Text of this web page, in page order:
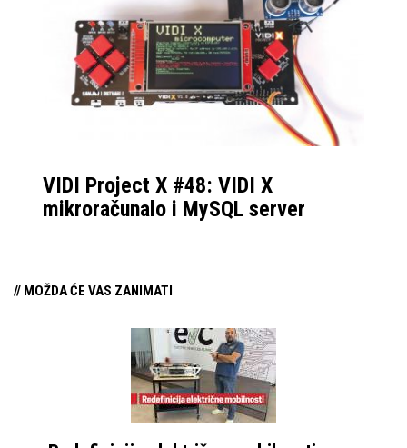
VIDI Project X #48: VIDI X
mikroračunalo i MySQL server
// MOŽDA ĆE VAS ZANIMATI